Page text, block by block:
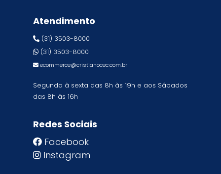
Atendimento
(31) 3503-8000
(31) 3503-8000
ecommerce@cristianocec.com.br
Segunda à sexta das 8h às 19h e aos Sábados
das 8h às 16h
Redes Sociais
Facebook
Instagram